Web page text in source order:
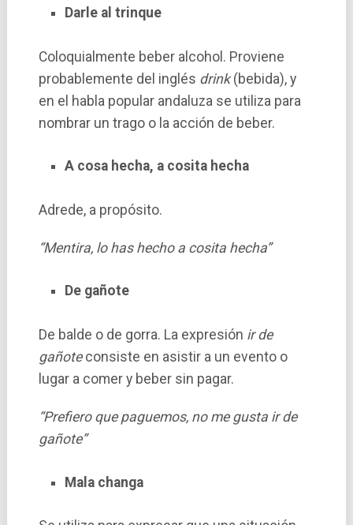
Darle al trinque
Coloquialmente beber alcohol. Proviene
probablemente del inglés drink(bebida), y
en el habla popular andaluza se utiliza para
nombrar un trago o la acción de beber.
A cosa hecha, a cosita hecha
Adrede, a propósito.
“Mentira, lo has hecho a cosita hecha”
De gañote
De balde o de gorra. La expresión ir de
gañoteconsiste en asistir a un evento o
lugar a comer y beber sin pagar.
“Prefiero que paguemos, no me gusta ir de
gañote”
Mala changa